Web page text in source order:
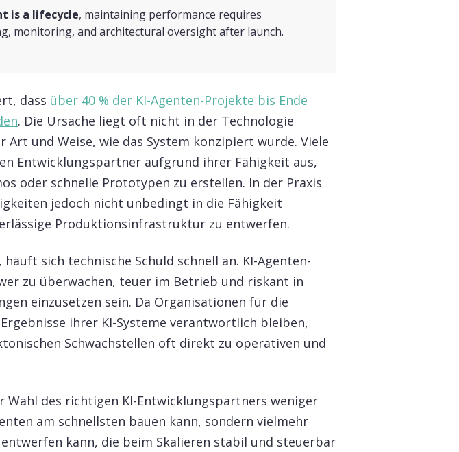
is a lifecycle, maintaining performance requires
monitoring, and architectural oversight after launch.
dass über 40 % der KI-Agenten-Projekte bis Ende
. Die Ursache liegt oft nicht in der Technologie
Art und Weise, wie das System konzipiert wurde. Viele
Entwicklungspartner aufgrund ihrer Fähigkeit aus,
oder schnelle Prototypen zu erstellen. In der Praxis
jedoch nicht unbedingt in die Fähigkeit
Produktionsinfrastruktur zu entwerfen.
sich technische Schuld schnell an. KI-Agenten-
zu überwachen, teuer im Betrieb und riskant in
einzusetzen sein. Da Organisationen für die
ihrer KI-Systeme verantwortlich bleiben,
Schwachstellen oft direkt zu operativen und
Wahl des richtigen KI-Entwicklungspartners weniger
am schnellsten bauen kann, sondern vielmehr
kann, die beim Skalieren stabil und steuerbar